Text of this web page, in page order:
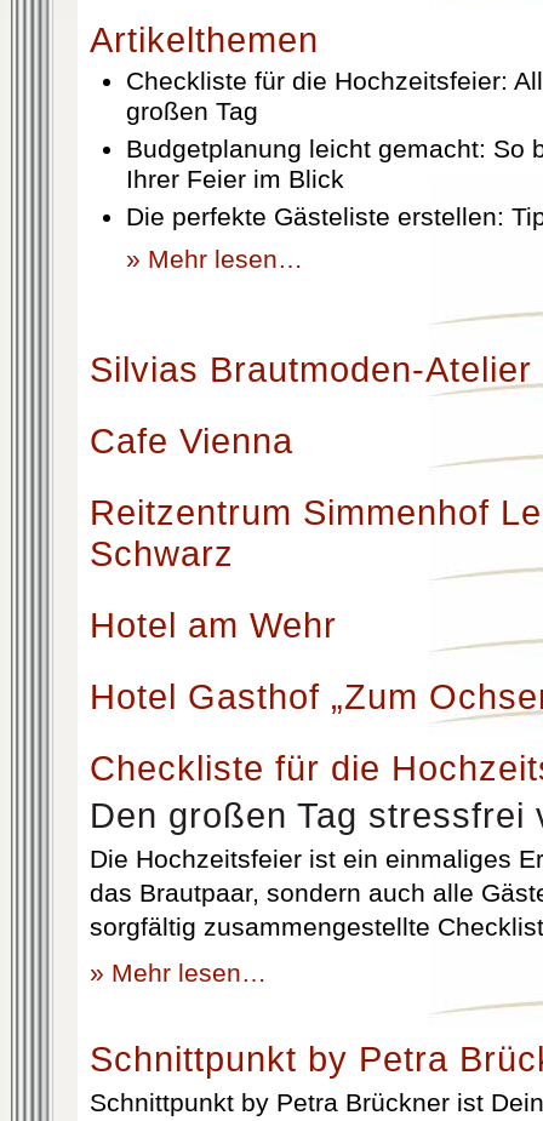
Artikelthemen
Checkliste für die Hochzeitsfeier:
großen Tag
Budgetplanung leicht gemacht: So
Ihrer Feier im Blick
Die perfekte Gästeliste erstellen:
» Mehr lesen…
Silvias Brautmoden-Atelier
Cafe Vienna
Reitzentrum Simmenhof
Schwarz
Hotel am Wehr
Hotel Gasthof „Zum
Checkliste für die
Den großen Tag stressfrei
Die Hochzeitsfeier ist ein einmaliges
das Brautpaar, sondern auch alle
sorgfältig zusammengestellte
» Mehr lesen…
Schnittpunkt by Petra
Schnittpunkt by Petra Brückner ist